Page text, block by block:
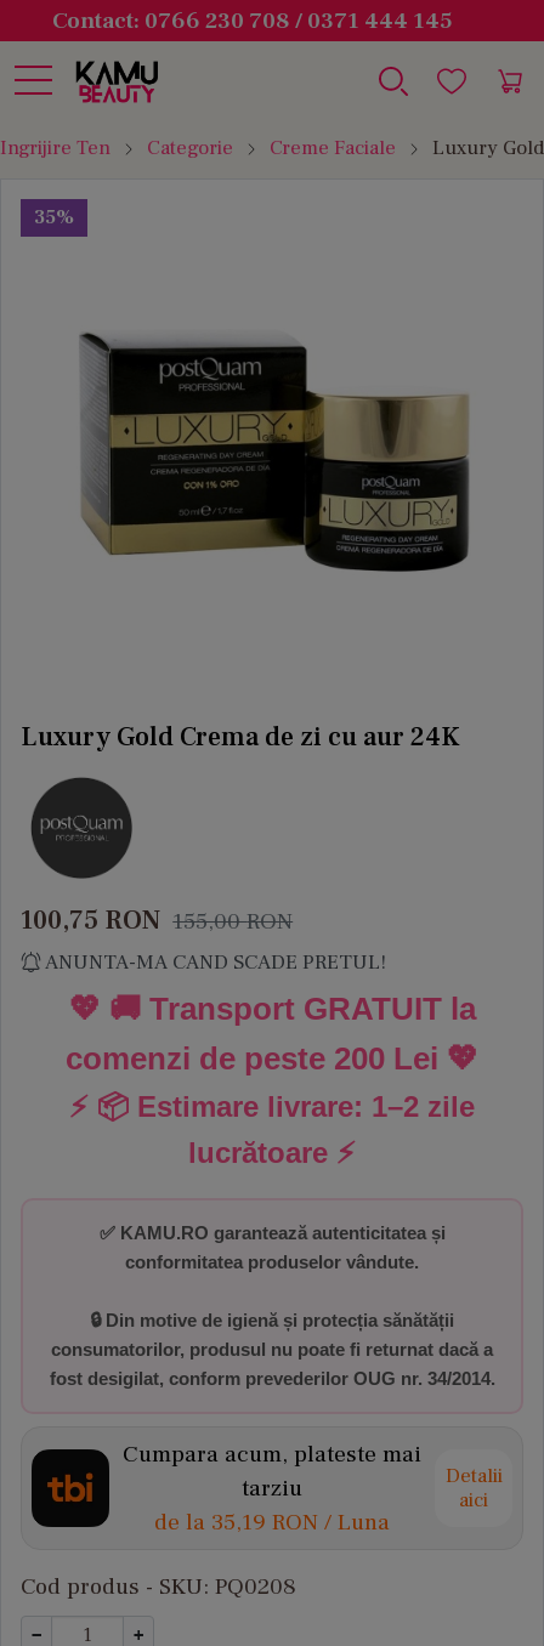
Contact: 0766 230 708 / 0371 444 145
Ingrijire Ten Categorie Creme Faciale Luxury
35%
Luxury Gold Crema de zi cu aur 24K
100,75 RON 155,00RON
ANUNTA-MA CAND SCADE PRETUL!
💖 🚚 Transport GRATUIT la
comenzi de peste 200 Lei 💖
⚡ 📦 Estimare livrare: 1–2 zile
lucrătoare ⚡
✅ KAMU.RO garantează autenticitatea și
conformitatea produselor vândute.
🔒 Din motive de igienă și protecția sănătății
consumatorilor, produsul nu poate fi returnat dacă a
fost desigilat, conform prevederilor OUG nr. 34/2014.
Cumpara acum, plateste mai
tarziu
de la 35,19 RON / Luna
Detalii
aici
Cod produs - SKU PQ0208
− +